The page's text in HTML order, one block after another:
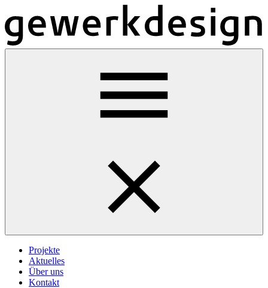
Projekte
Aktuelles
Über uns
Kontakt